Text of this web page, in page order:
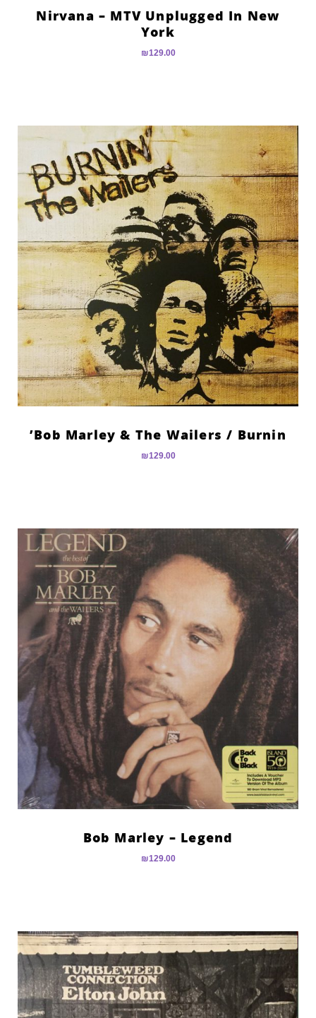
Nirvana – MTV Unplugged In New
York
₪129.00
Bob Marley & The Wailers ‎/ Burnin’
₪129.00
Bob Marley – Legend
₪129.00